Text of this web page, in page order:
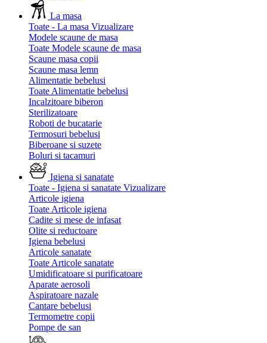
La masa
Toate - La masa Vizualizare
Modele scaune de masa
Toate Modele scaune de masa
Scaune masa copii
Scaune masa lemn
Alimentatie bebelusi
Toate Alimentatie bebelusi
Incalzitoare biberon
Sterilizatoare
Roboti de bucatarie
Termosuri bebelusi
Biberoane si suzete
Boluri si tacamuri
Igiena si sanatate
Toate - Igiena si sanatate Vizualizare
Articole igiena
Toate Articole igiena
Cadite si mese de infasat
Olite si reductoare
Igiena bebelusi
Articole sanatate
Toate Articole sanatate
Umidificatoare si purificatoare
Aparate aerosoli
Aspiratoare nazale
Cantare bebelusi
Termometre copii
Pompe de san